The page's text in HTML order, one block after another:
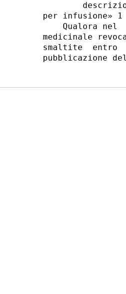
per infusione»
Qualora nel
medicinale
smaltite  entro